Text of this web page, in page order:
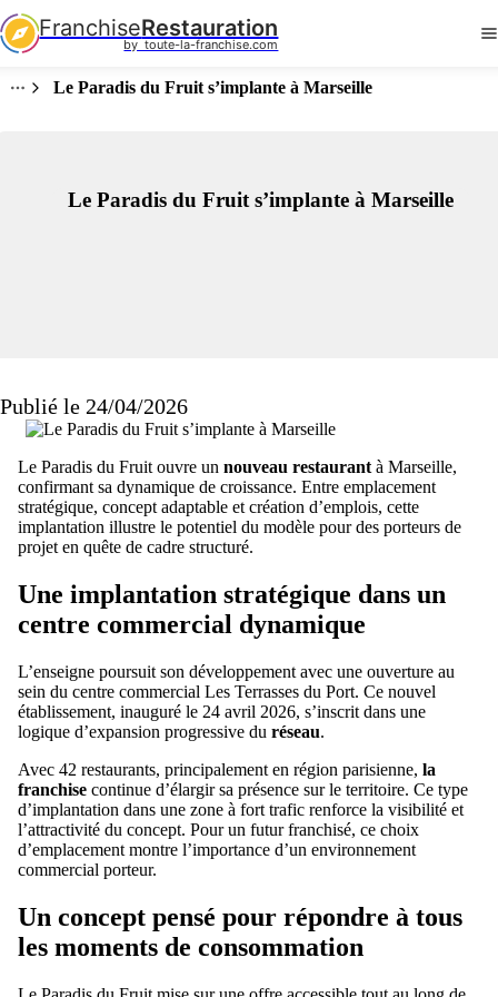
FranchiseRestauration
by  toute-la-franchise.com
Le Paradis du Fruit s’implante à Marseille
Le Paradis du Fruit s’implante à Marseille
Publié le 24/04/2026
Le Paradis du Fruit ouvre un nouveau restaurant à Marseille,
confirmant sa dynamique de croissance. Entre emplacement
stratégique, concept adaptable et création d’emplois, cette
implantation illustre le potentiel du modèle pour des porteurs de
projet en quête de cadre structuré.
Une implantation stratégique dans un
centre commercial dynamique
L’enseigne poursuit son développement avec une ouverture au
sein du centre commercial Les Terrasses du Port. Ce nouvel
établissement, inauguré le 24 avril 2026, s’inscrit dans une
logique d’expansion progressive du réseau.
Avec 42 restaurants, principalement en région parisienne, la
franchise continue d’élargir sa présence sur le territoire. Ce type
d’implantation dans une zone à fort trafic renforce la visibilité et
l’attractivité du concept. Pour un futur franchisé, ce choix
d’emplacement montre l’importance d’un environnement
commercial porteur.
Un concept pensé pour répondre à tous
les moments de consommation